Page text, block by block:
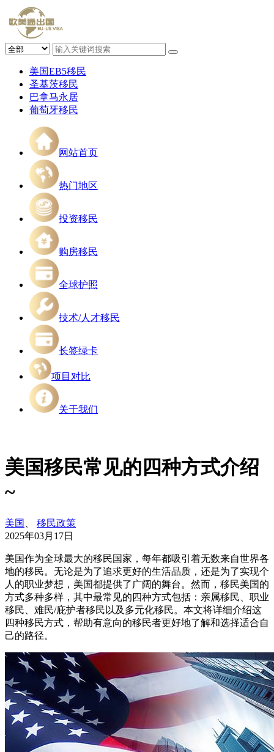
美国EB5移民
圣基茨移民
巴拿马永居
葡萄牙移民
网站首页
热门地区
投资移民
购房移民
全球护照
技术/人才移民
长签绿卡
项目对比
关于我们
美国移民常见的四种方式介绍
~
美国
移民政策
2025年03月17日
美国作为全球最大的移民国家，每年都吸引着无数来自世界各
地的移民。无论是为了追求更好的生活品质，还是为了实现个
人的职业梦想，美国都提供了广阔的舞台。然而，移民美国的
方式多种多样，其中最常见的四种方式包括：亲属移民、职业
移民、难民/庇护者移民以及多元化移民。本文将详细介绍这
四种移民方式，帮助有意向的移民者更好地了解和选择适合自
己的路径。